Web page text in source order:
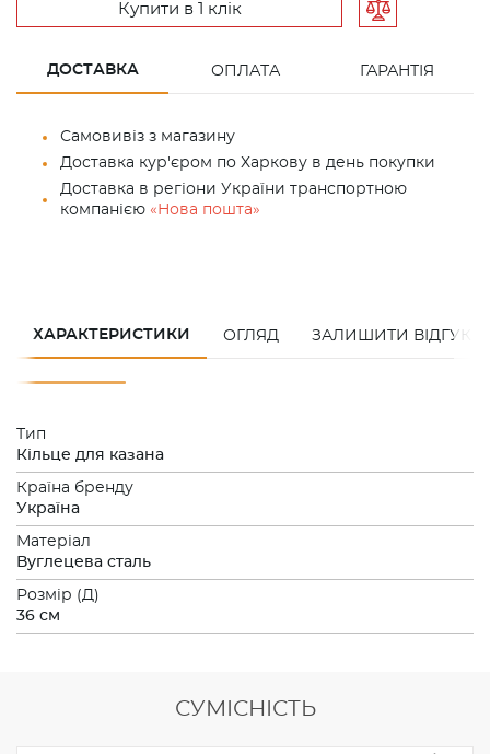
Купити в 1 клік
ДОСТАВКА ОПЛАТА ГАРАНТІЯ
Самовивіз з магазину
Доставка кур'єром по Харкову в день покупки
Доставка в регіони України транспортною
компанією «Нова пошта»
ХАРАКТЕРИСТИКИ ОГЛЯД ЗАЛИШИТИ ВІДГУК
Тип
Кільце для казана
Країна бренду
Україна
Матеріал
Вуглецева сталь
Розмiр (Д)
36 см
СУМІСНІСТЬ